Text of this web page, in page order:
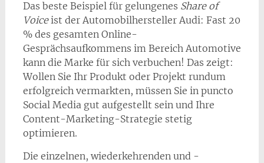
Das beste Beispiel für gelungenes Share of
Voiceist der Automobilhersteller Audi: Fast 20
% des gesamten Online-
Gesprächsaufkommens im Bereich Automotive
kann die Marke für sich verbuchen! Das zeigt:
Wollen Sie Ihr Produkt oder Projekt rundum
erfolgreich vermarkten, müssen Sie in puncto
Social Media gut aufgestellt sein und Ihre
Content-Marketing-Strategie stetig
optimieren.
Die einzelnen, wiederkehrenden und -